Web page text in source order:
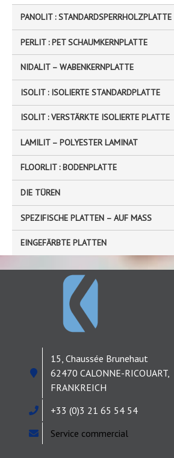
c
e
PANOLIT : STANDARDSPERRHOLZPLATTE
PERLIT : PET SCHAUMKERNPLATTE
NIDALIT – WABENKERNPLATTE
ISOLIT : ISOLIERTE STANDARDPLATTE
ISOLIT : VERSTÄRKTE ISOLIERTE PLATTE
LAMILIT – POLYESTER LAMINAT
FLOORLIT : BODENPLATTE
DIE TÜREN
SPEZIFISCHE PLATTEN – AUF MASS
EINGEFÄRBTE PLATTEN
15, Chaussée Brunehaut
62470 CALONNE-RICOUART,
FRANKREICH
+33 (0)3 21 65 54 54
Service commercial